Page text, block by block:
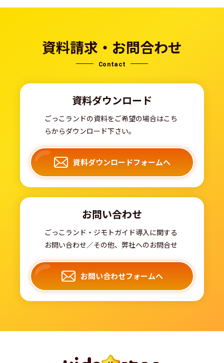
資料請求・お問合わせ
Contact
資料ダウンロード
ごっこランドの資料をご希望の場合はこち
らからダウンロード下さい。
資料ダウンロードフォームへ
お問い合わせ
ごっこランド・ジモトガイド導入に関する
お問い合わせ／その他、弊社へのお問合せ
お問い合わせフォームへ